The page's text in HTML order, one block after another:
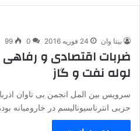
بیتا وان 24 فوریه 2016 0
99
ضربات اقتصادی و رفاهی
لوله نفت و گاز
سرویس بین المل انجمن بی تاوان
حزبی انترناسیونالیسم در خارومیانه